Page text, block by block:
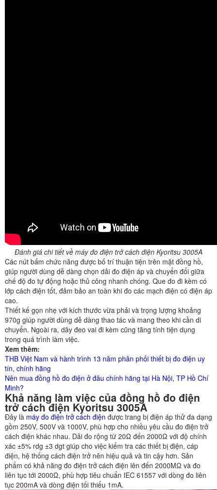
Đánh giá chi tiết về máy đo điện trở cách điện Kyoritsu 3005A
Các nút bấm chức năng được bố trí thuận tiện trên mặt đồng hồ,
giúp người dùng dễ dàng chọn dải đo điện áp và chuyển đổi giữa
chế độ đo tự động hoặc thủ công nhanh chóng. Que đo đi kèm có
lớp cách điện tốt, đảm bảo an toàn khi đo các mạch điện có điện áp
cao.
Thiết kế gọn nhẹ với kích thước vừa phải và trọng lượng khoảng
970g giúp người dùng dễ dàng thao tác và mang theo khi cần di
chuyển. Ngoài ra, dây đeo vai đi kèm cũng tăng tính tiện dụng
trong quá trình làm việc.
Xem thêm:
THB Việt Nam và hành trình 13 năm phân phối thiết bị đo điện uy
tín, chính hãng
Nên mua đồng hồ đo điện ở đâu chính hãng tại Hà Nội, TP Hồ Chí
Minh?
Khả năng làm việc của đồng hồ đo điện
trở cách điện Kyoritsu 3005A
Đây là máy đo điện trở cách điện được trang bị điện áp thử đa dạng
gồm 250V, 500V và 1000V, phù hợp cho nhiều yêu cầu đo điện trở
cách điện khác nhau. Dải đo rộng từ 20Ω đến 2000Ω với độ chính
xác ±5% rdg ±3 dgt giúp cho việc kiểm tra các thiết bị điện, cáp
điện, hệ thống cách điện trở nên hiệu quả và tin cậy hơn. Sản
phẩm có khả năng đo điện trở cách điện lên đến 2000MΩ và đo
liên tục tới 2000Ω, phù hợp tiêu chuẩn IEC 61557 với dòng đo liên
tục 200mA và dòng điện tối thiểu 1mA.